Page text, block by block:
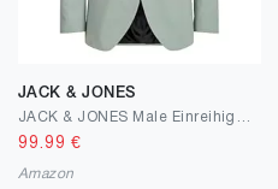
JACK & JONES
99.99 €
Amazon